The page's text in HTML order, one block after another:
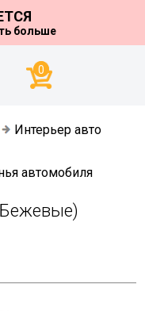
больше
0
Интерьер авто
автомобиля